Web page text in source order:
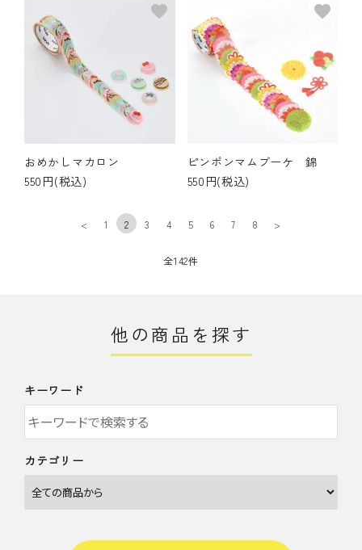
おめかしマカロン
550円(税込)
favorite
ピンポンマムブーケ 錦
550円(税込)
favorite
< 1 2 3 4 5 6 7 8 >
全142件
他の商品を探す
キーワード
カテゴリー